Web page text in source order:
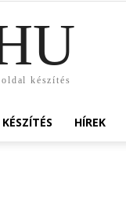
készítés
HÍREK